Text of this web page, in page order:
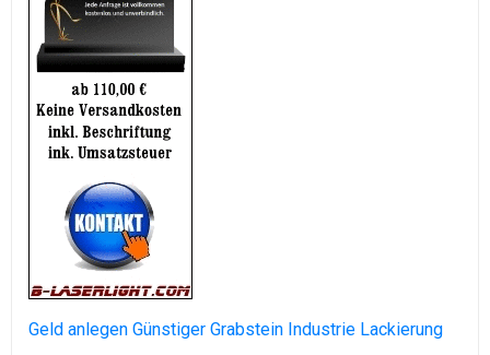
Geld anlegen Günstiger Grabstein Industrie Lackierung